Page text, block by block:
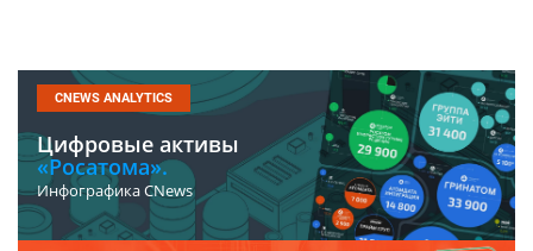
CNEWS ANALYTICS
Цифровые активы
«Росатома».
Инфографика CNews